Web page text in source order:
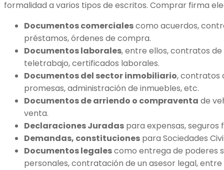
formalidad a varios tipos de escritos. Comprar firma
Documentos comercialescomo acuerdos,
préstamos, órdenes de compra.
Documentos laborales, entre ellos, contratos
teletrabajo, certificados laborales.
Documentos del sector inmobiliario, contratos
promesas, administración de inmuebles, etc.
Documentos de arriendo o compraventa de
venta.
Declaraciones Juradas para expensas, seguros
Demandas, constituciones para Sociedades
Documentos legalescomo entrega de poderes
personales, contratación de un asesor legal,